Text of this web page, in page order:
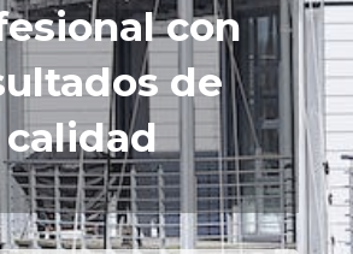
con
de
calidad